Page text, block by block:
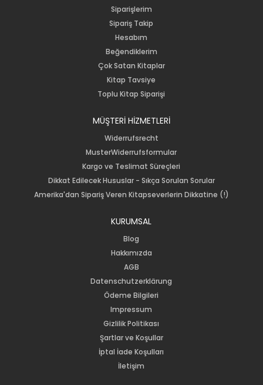
Siparişlerim
Sipariş Takip
Hesabım
Beğendiklerim
Çok Satan Kitaplar
Kitap Tavsiye
Toplu Kitap Siparişi
MÜŞTERİ HİZMETLERİ
Widerrufsrecht
MusterWiderrufsformular
Kargo ve Teslimat Süreçleri
Dikkat Edilecek Hususlar - Sıkça Sorulan Sorular
Amerika'dan Sipariş Veren Kitapseverlerin Dikkatine (!)
KURUMSAL
Blog
Hakkımızda
AGB
Datenschutzerklärung
Ödeme Bilgileri
Impressum
Gizlilik Politikası
Şartlar ve Koşullar
İptal İade Koşulları
İletişim